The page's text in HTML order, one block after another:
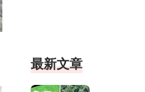
最新文章